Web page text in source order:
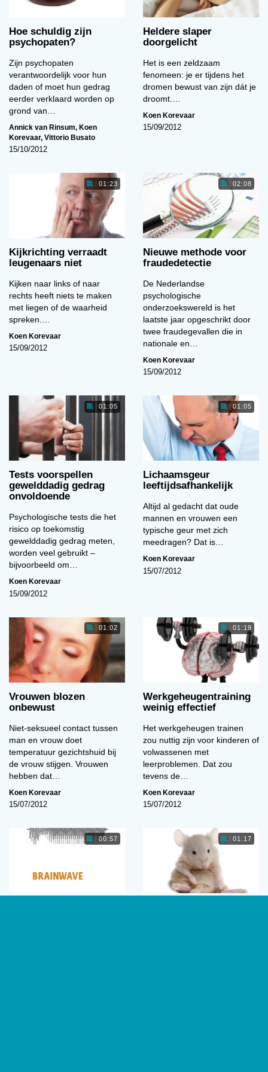
Hoe schuldig zijn
psychopaten?
Zijn psychopaten
verantwoordelijk voor hun
daden of moet hun gedrag
eerder verklaard worden op
grond van…
Annick van Rinsum, Koen
Korevaar, Vittorio Busato
15/10/2012
Heldere slaper
doorgelicht
Het is een zeldzaam
fenomeen: je er tijdens het
dromen bewust van zijn dát je
droomt.…
Koen Korevaar
15/09/2012
01:23
Kijkrichting verraadt
leugenaars niet
Kijken naar links of naar
rechts heeft niets te maken
met liegen of de waarheid
spreken.…
Koen Korevaar
15/09/2012
02:08
Nieuwe methode voor
fraudedetectie
De Nederlandse
psychologische
onderzoekswereld is het
laatste jaar opgeschrikt door
twee fraudegevallen die in
nationale en…
Koen Korevaar
15/09/2012
01:05
Tests voorspellen
gewelddadig gedrag
onvoldoende
Psychologische tests die het
risico op toekomstig
gewelddadig gedrag meten,
worden veel gebruikt –
bijvoorbeeld om…
Koen Korevaar
15/09/2012
01:05
Lichaamsgeur
leeftijdsafhankelijk
Altijd al gedacht dat oude
mannen en vrouwen een
typische geur met zich
meedragen? Dat is…
Koen Korevaar
15/07/2012
01:02
Vrouwen blozen
onbewust
Niet-seksueel contact tussen
man en vrouw doet
temperatuur gezichtshuid bij
de vrouw stijgen. Vrouwen
hebben dat…
Koen Korevaar
15/07/2012
01:19
Werkgeheugentraining
weinig effectief
Het werkgeheugen trainen
zou nuttig zijn voor kinderen of
volwassenen met
leerproblemen. Dat zou
tevens de…
Koen Korevaar
15/07/2012
00:57 01:17